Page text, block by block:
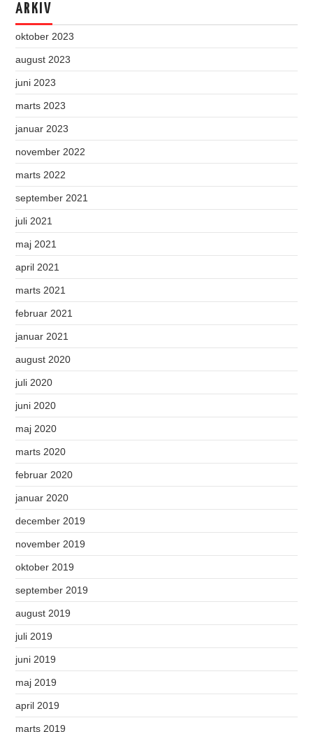
ARKIV
oktober 2023
august 2023
juni 2023
marts 2023
januar 2023
november 2022
marts 2022
september 2021
juli 2021
maj 2021
april 2021
marts 2021
februar 2021
januar 2021
august 2020
juli 2020
juni 2020
maj 2020
marts 2020
februar 2020
januar 2020
december 2019
november 2019
oktober 2019
september 2019
august 2019
juli 2019
juni 2019
maj 2019
april 2019
marts 2019